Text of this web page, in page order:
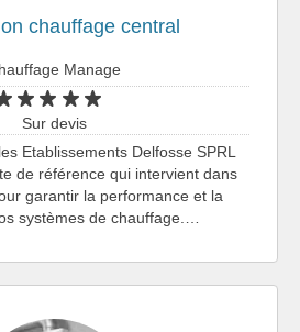
chauffage central
Manage
Sur devis
Etablissements Delfosse SPRL
de référence qui intervient dans
garantir la performance et la
systèmes de chauffage.…